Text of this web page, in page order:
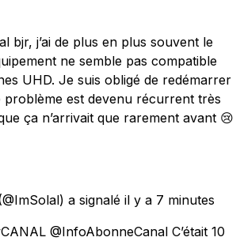
bjr, j’ai de plus en plus souvent le
ne semble pas compatible
UHD. Je suis obligé de redémarrer
problème est devenu récurrent très
ça n’arrivait que rarement avant 😢
a signalé il y a 7 minutes
@InfoAbonneCanal C’était 10